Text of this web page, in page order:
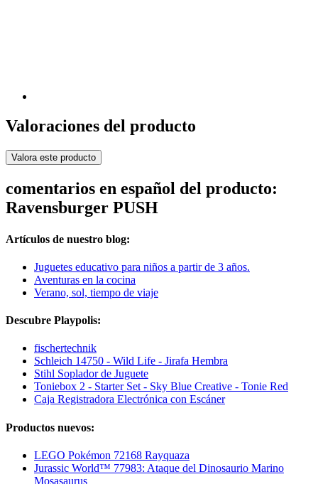
Valoraciones del producto
Valora este producto
comentarios en español del producto:
Ravensburger PUSH
Artículos de nuestro blog:
Juguetes educativo para niños a partir de 3 años.
Aventuras en la cocina
Verano, sol, tiempo de viaje
Descubre Playpolis:
fischertechnik
Schleich 14750 - Wild Life - Jirafa Hembra
Stihl Soplador de Juguete
Toniebox 2 - Starter Set - Sky Blue Creative - Tonie Red
Caja Registradora Electrónica con Escáner
Productos nuevos:
LEGO Pokémon 72168 Rayquaza
Jurassic World™ 77983: Ataque del Dinosaurio Marino
Mosasaurus